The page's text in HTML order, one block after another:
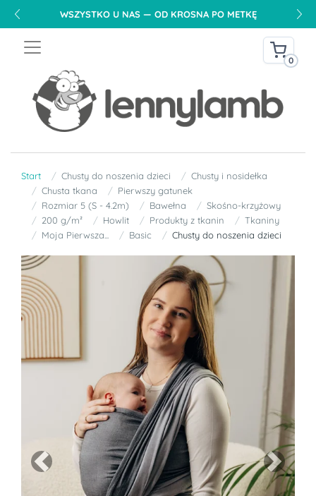
WSZYSTKO U NAS — OD KROSNA PO METKĘ
0
Start Chusty do noszenia dzieci
Chusty i nosidełka
Chusta tkana
Pierwszy gatunek
Rozmiar 5 (S - 4.2m)
Bawełna
Skośno-krzyżowy
200 g/m²
Howlit Produkty z tkanin
Tkaniny
Moja Pierwsza...
Basic Chusty do noszenia dzieci
Previous Next